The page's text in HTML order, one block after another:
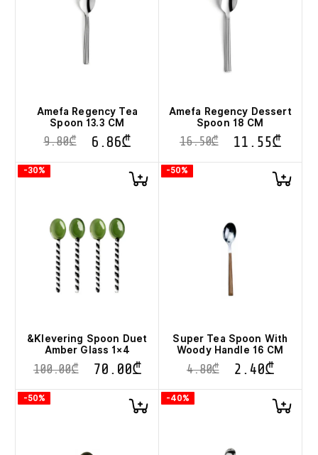
Amefa Regency Tea
Spoon 13.3 CM
9.80₾ 6.86₾
Amefa Regency Dessert
Spoon 18 CM
16.50₾ 11.55₾
-30%
&Klevering Spoon Duet
Amber Glass 1×4
100.00₾ 70.00₾
-50%
Super Tea Spoon With
Woody Handle 16 CM
4.80₾ 2.40₾
-50% -40%